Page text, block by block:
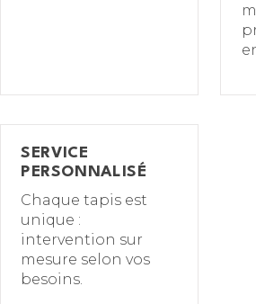
SERVICE
PERSONNALISÉ
Chaque tapis est
unique :
intervention sur
mesure selon vos
besoins.